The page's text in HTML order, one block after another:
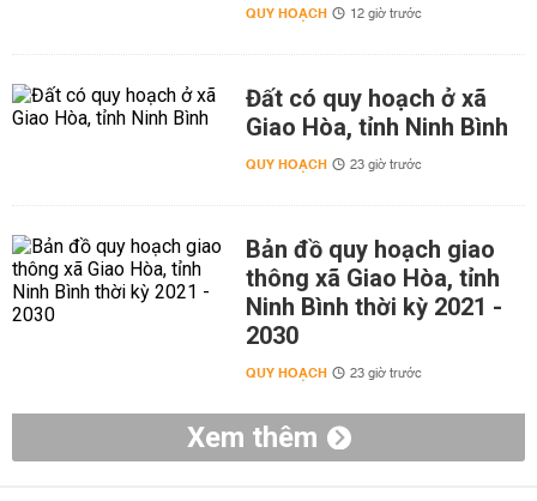
QUY HOẠCH 12 giờ trước
Đất có quy hoạch ở xã
Giao Hòa, tỉnh Ninh Bình
QUY HOẠCH 23 giờ trước
Bản đồ quy hoạch giao
thông xã Giao Hòa, tỉnh
Ninh Bình thời kỳ 2021 -
2030
QUY HOẠCH 23 giờ trước
Xem thêm